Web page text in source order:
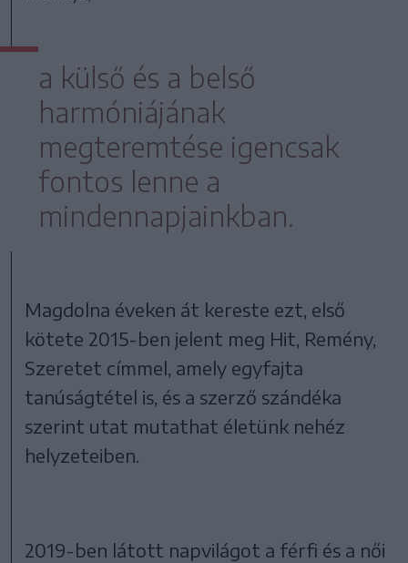
a külső és a belső
harmóniájának
megteremtése igencsak
fontos lenne a
mindennapjainkban.
Magdolna éveken át kereste ezt, első
kötete 2015-ben jelent meg Hit, Remény,
Szeretet címmel, amely egyfajta
tanúságtétel is, és a szerző szándéka
szerint utat mutathat életünk nehéz
helyzeteiben.
2019-ben látott napvilágot a férfi és a női